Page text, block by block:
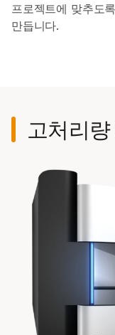
프로젝트에 맞추도
만듭니다.
고처리